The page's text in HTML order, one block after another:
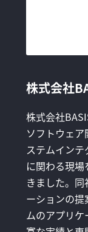
株式会社
株式会社
ソフトウェ
ステムイン
に関わる現
きました。
ーションの
ムのアプリ